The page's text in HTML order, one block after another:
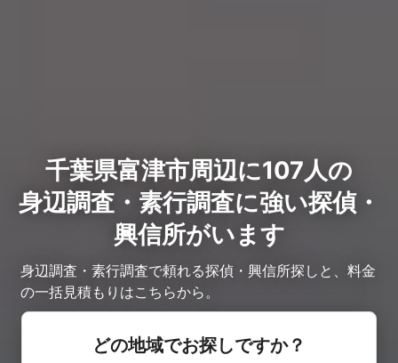
千葉県富津市周辺に107人の
身辺調査・素行調査に強い探偵・
興信所がいます
身辺調査・素行調査で頼れる探偵・興信所探しと、料金
の一括見積もりはこちらから。
どの地域でお探しですか？